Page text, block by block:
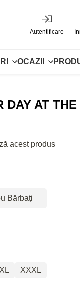
Autentificare
OCAZII
DAY AT THE
acest produs
Bărbați
XXXL